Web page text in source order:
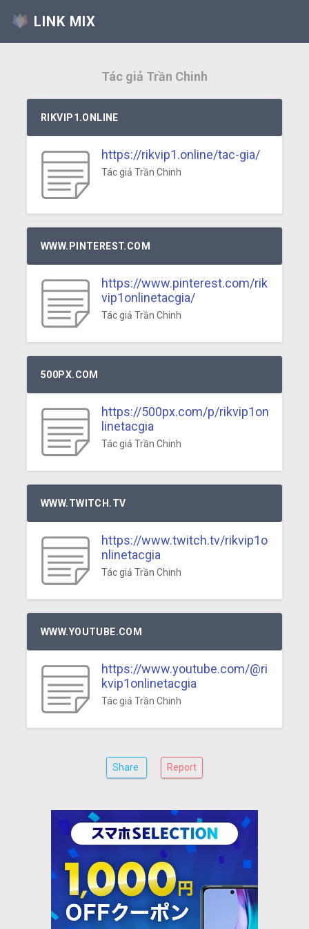
LINK MIX
Tác giả Trần Chinh
RIKVIP1.ONLINE
https://rikvip1.online/tac-gia/
Tác giả Trần Chinh
WWW.PINTEREST.COM
https://www.pinterest.com/rik
vip1onlinetacgia/
Tác giả Trần Chinh
500PX.COM
https://500px.com/p/rikvip1on
linetacgia
Tác giả Trần Chinh
WWW.TWITCH.TV
https://www.twitch.tv/rikvip1o
nlinetacgia
Tác giả Trần Chinh
WWW.YOUTUBE.COM
https://www.youtube.com/@ri
kvip1onlinetacgia
Tác giả Trần Chinh
Share Report